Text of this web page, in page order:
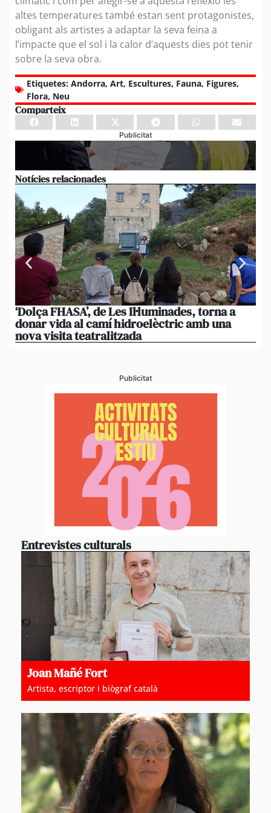
altes temperatures també estan sent protagonistes,
obligant als artistes a adaptar la seva feina a
l’impacte que el sol i la calor d’aquests dies pot tenir
sobre la seva obra.
Etiquetes: Andorra, Art, Escultures, Fauna, Figures,
Flora, Neu
Comparteix
Publicitat
Notícies relacionades
‘Dolça FHASA’, de Les Il·luminades, torna a
donar vida al camí hidroelèctric amb una
nova visita teatralitzada
Publicitat
Entrevistes culturals
Joan Mañé Fort
Artista, escriptor i biògraf català